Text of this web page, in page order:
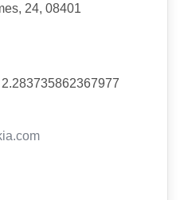
24, 08401